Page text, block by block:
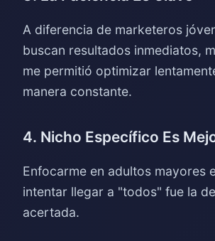
A diferencia de marketeros
buscan resultados inmediatos,
me permitió optimizar
manera constante.
4. Nicho Específico Es
Enfocarme en adultos mayores
intentar llegar a "todos" fue la
acertada.